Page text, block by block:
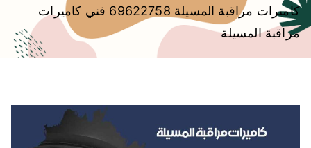
كاميرات مراقبة المسيلة 69622758 فني كاميرات
مراقبة المسيلة